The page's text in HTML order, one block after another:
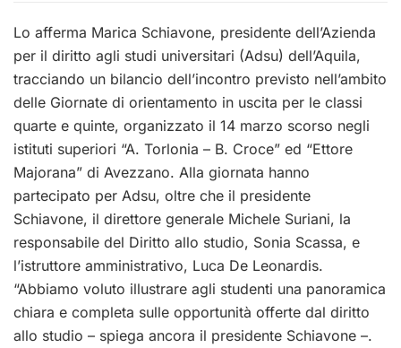
Lo afferma Marica Schiavone, presidente dell’Azienda
per il diritto agli studi universitari (Adsu) dell’Aquila,
tracciando un bilancio dell’incontro previsto nell’ambito
delle Giornate di orientamento in uscita per le classi
quarte e quinte, organizzato il 14 marzo scorso negli
istituti superiori “A. Torlonia – B. Croce” ed “Ettore
Majorana” di Avezzano. Alla giornata hanno
partecipato per Adsu, oltre che il presidente
Schiavone, il direttore generale Michele Suriani, la
responsabile del Diritto allo studio, Sonia Scassa, e
l’istruttore amministrativo, Luca De Leonardis.
“Abbiamo voluto illustrare agli studenti una panoramica
chiara e completa sulle opportunità offerte dal diritto
allo studio – spiega ancora il presidente Schiavone –.